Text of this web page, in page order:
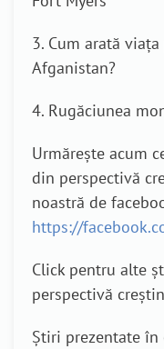
3. Cum arată
Afganistan?
4. Rugăciunea
Urmărește acum
din perspectivă
noastră de
https://
Click pentru alte
perspectivă
Știri prezentate în